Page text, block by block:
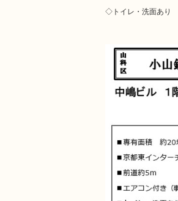
◇トイレ・洗面あり